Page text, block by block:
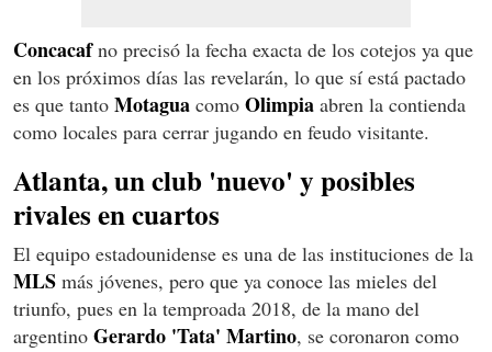
Concacafno precisó la fecha exacta de los cotejos ya que
en los próximos días las revelarán, lo que sí está pactado
es que tanto Motagua como Olimpia abren la contienda
como locales para cerrar jugando en feudo visitante.
Atlanta, un club 'nuevo' y posibles
rivales en cuartos
El equipo estadounidense es una de las instituciones de la
MLS más jóvenes, pero que ya conoce las mieles del
triunfo, pues en la temproada 2018, de la mano del
argentino Gerardo 'Tata' Martino, se coronaron como